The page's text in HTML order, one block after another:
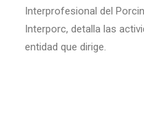
Interprofesional del
Interporc, detalla las
entidad que dirige.